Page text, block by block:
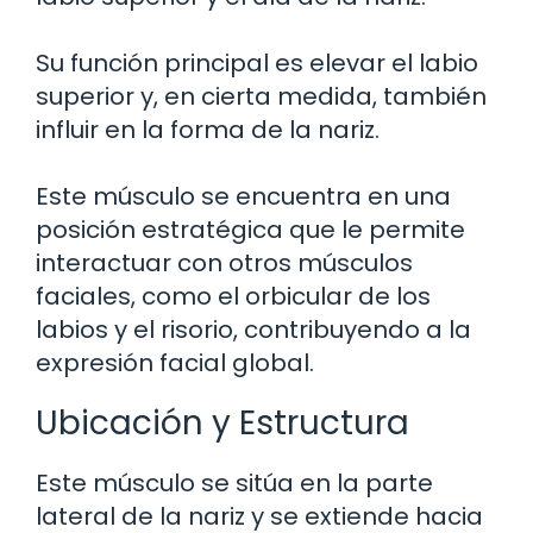
Su función principal es elevar el labio
superior y, en cierta medida, también
influir en la forma de la nariz.
Este músculo se encuentra en una
posición estratégica que le permite
interactuar con otros músculos
faciales, como el orbicular de los
labios y el risorio, contribuyendo a la
expresión facial global.
Ubicación y Estructura
Este músculo se sitúa en la parte
lateral de la nariz y se extiende hacia